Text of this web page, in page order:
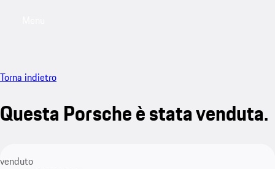
Torna indietro
Questa Porsche è stata venduta.
venduto